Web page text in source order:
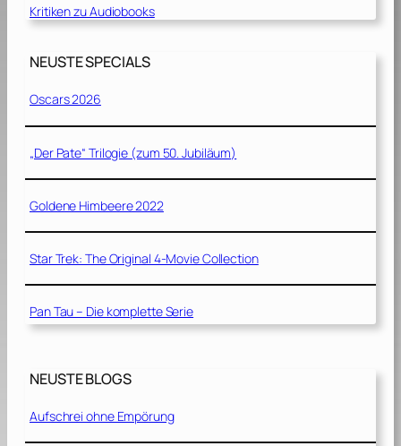
Kritiken zu Audiobooks
NEUSTE SPECIALS
Oscars 2026
„Der Pate“ Trilogie (zum 50. Jubiläum)
Goldene Himbeere 2022
Star Trek: The Original 4-Movie Collection
Pan Tau – Die komplette Serie
NEUSTE BLOGS
Aufschrei ohne Empörung